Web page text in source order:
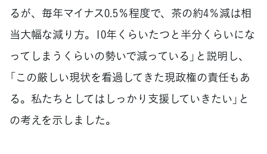
るが、毎年マイナス0.5％程度で、茶の約4％減は相
当大幅な減り方。10年くらいたつと半分くらいにな
ってしまうくらいの勢いで減っている」と説明し、
「この厳しい現状を看過してきた現政権の責任もあ
る。私たちとしてはしっかり支援していきたい」と
の考えを示しました。